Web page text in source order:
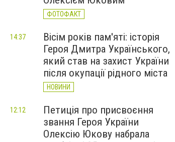
ФОТОФАКТ
Вісім років пам'яті: історія
Героя Дмитра Українського,
який став на захист України
після окупації рідного міста
НОВИНИ
14:37
Петиція про присвоєння
звання Героя України
Олексію Юкову набрала
12:12